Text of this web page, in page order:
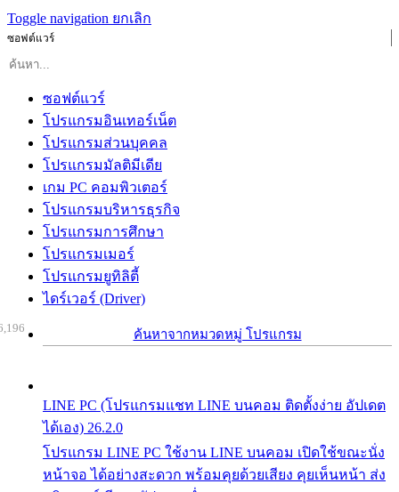
Toggle navigation ยกเลิก
ซอฟต์แวร์
ซอฟต์แวร์
โปรแกรมอินเทอร์เน็ต
โปรแกรมส่วนบุคคล
โปรแกรมมัลติมีเดีย
เกม PC คอมพิวเตอร์
โปรแกรมบริหารธุรกิจ
โปรแกรมการศึกษา
โปรแกรมเมอร์
โปรแกรมยูทิลิตี้
ไดร์เวอร์ (Driver)
ค้นหาจากหมวดหมู่ โปรแกรม
LINE PC (โปรแกรมแชท LINE บนคอม ติดตั้งง่าย อัปเดต
ได้เอง) 26.2.0
โปรแกรม LINE PC ใช้งาน LINE บนคอม เปิดใช้ขณะนั่ง
หน้าจอ ได้อย่างสะดวก พร้อมคุยด้วยเสียง คุยเห็นหน้า ส่ง